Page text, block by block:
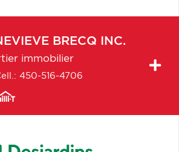
BRECQ INC.
immobilier
450-516-4706